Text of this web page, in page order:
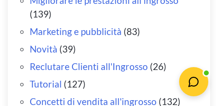
(139)
Marketing e pubblicità (83)
Novità (39)
Reclutare Clienti all'Ingrosso (26)
Tutorial (127)
Concetti di vendita all'ingrosso (132)